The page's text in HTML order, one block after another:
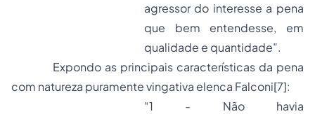
agressor do interesse a pena
que bem entendesse, em
qualidade e quantidade”.
Expondo as principais características da pena
com natureza puramente vingativa elenca Falconi[7]:
“1 - Não havia